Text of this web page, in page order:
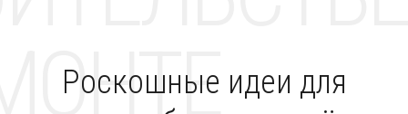
Роскошные идеи для